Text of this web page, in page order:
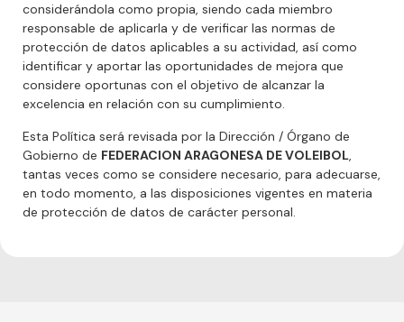
considerándola como propia, siendo cada miembro
responsable de aplicarla y de verificar las normas de
protección de datos aplicables a su actividad, así como
identificar y aportar las oportunidades de mejora que
considere oportunas con el objetivo de alcanzar la
excelencia en relación con su cumplimiento.
Esta Política será revisada por la Dirección / Órgano de
Gobierno de FEDERACION ARAGONESA DE VOLEIBOL,
tantas veces como se considere necesario, para adecuarse,
en todo momento, a las disposiciones vigentes en materia
de protección de datos de carácter personal.